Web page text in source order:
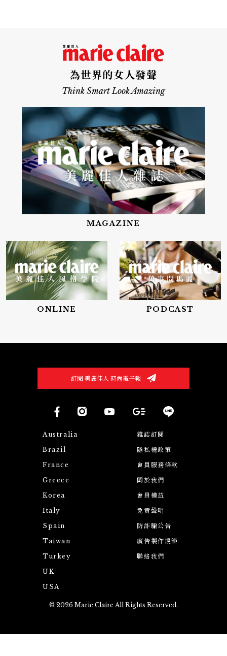
為世界的女人發聲
Think Smart Look Amazing
MAGAZINE
ONLINE PODCAST
Australia
Brazil
France
Greece
Korea
Italy
Spain
Taiwan
Turkey
UK
USA
訂閱 美麗佳人 時尚電子報
© 2026 Marie Claire All Rights Reserved.
雜誌訂閱
隱私權政策
會員服務條款
關於我們
會員權益
免責聲明
防詐騙公告
廣告製作規範
聯絡我們